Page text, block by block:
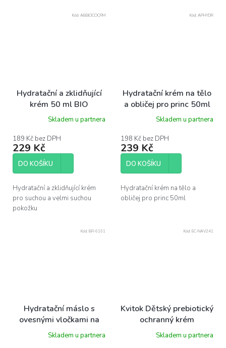
Hydratační a zklidňující
krém 50 ml BIO
Skladem u partnera
189 Kč bez DPH
229 Kč
DO KOŠÍKU
Hydratační a zklidňující krém
pro suchou a velmi suchou
pokožku
Kód: ABBIOCOCRM
Hydratační krém na tělo
a obličej pro princ 50ml
Skladem u partnera
198 Kč bez DPH
239 Kč
DO KOŠÍKU
Hydratační krém na tělo a
obličej pro princ 50ml
Kód: APHYDR
Hydratační máslo s
ovesnými vločkami na
atopický ekzém Wooden
Spoon 15ml
Skladem u partnera
Kód: BR-6161
Kvitok Dětský prebiotický
ochranný krém
celotělový s ovesným
proteinem, 50 ml
Skladem u partnera
Kód: EC-NAV241